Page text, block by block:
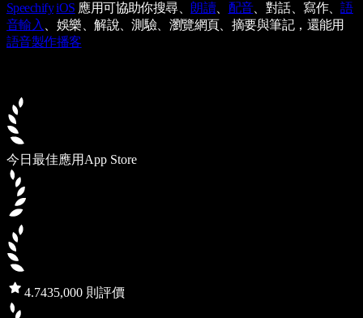
Speechify iOS 應用可協助你搜尋、 朗讀、 配音、對話、寫作、語
音輸入
、娛樂、解說、測驗、瀏覽網頁、摘要與筆記，還能用
語音製作播客
今日最佳應用 App Store
4.7435,000 則評價